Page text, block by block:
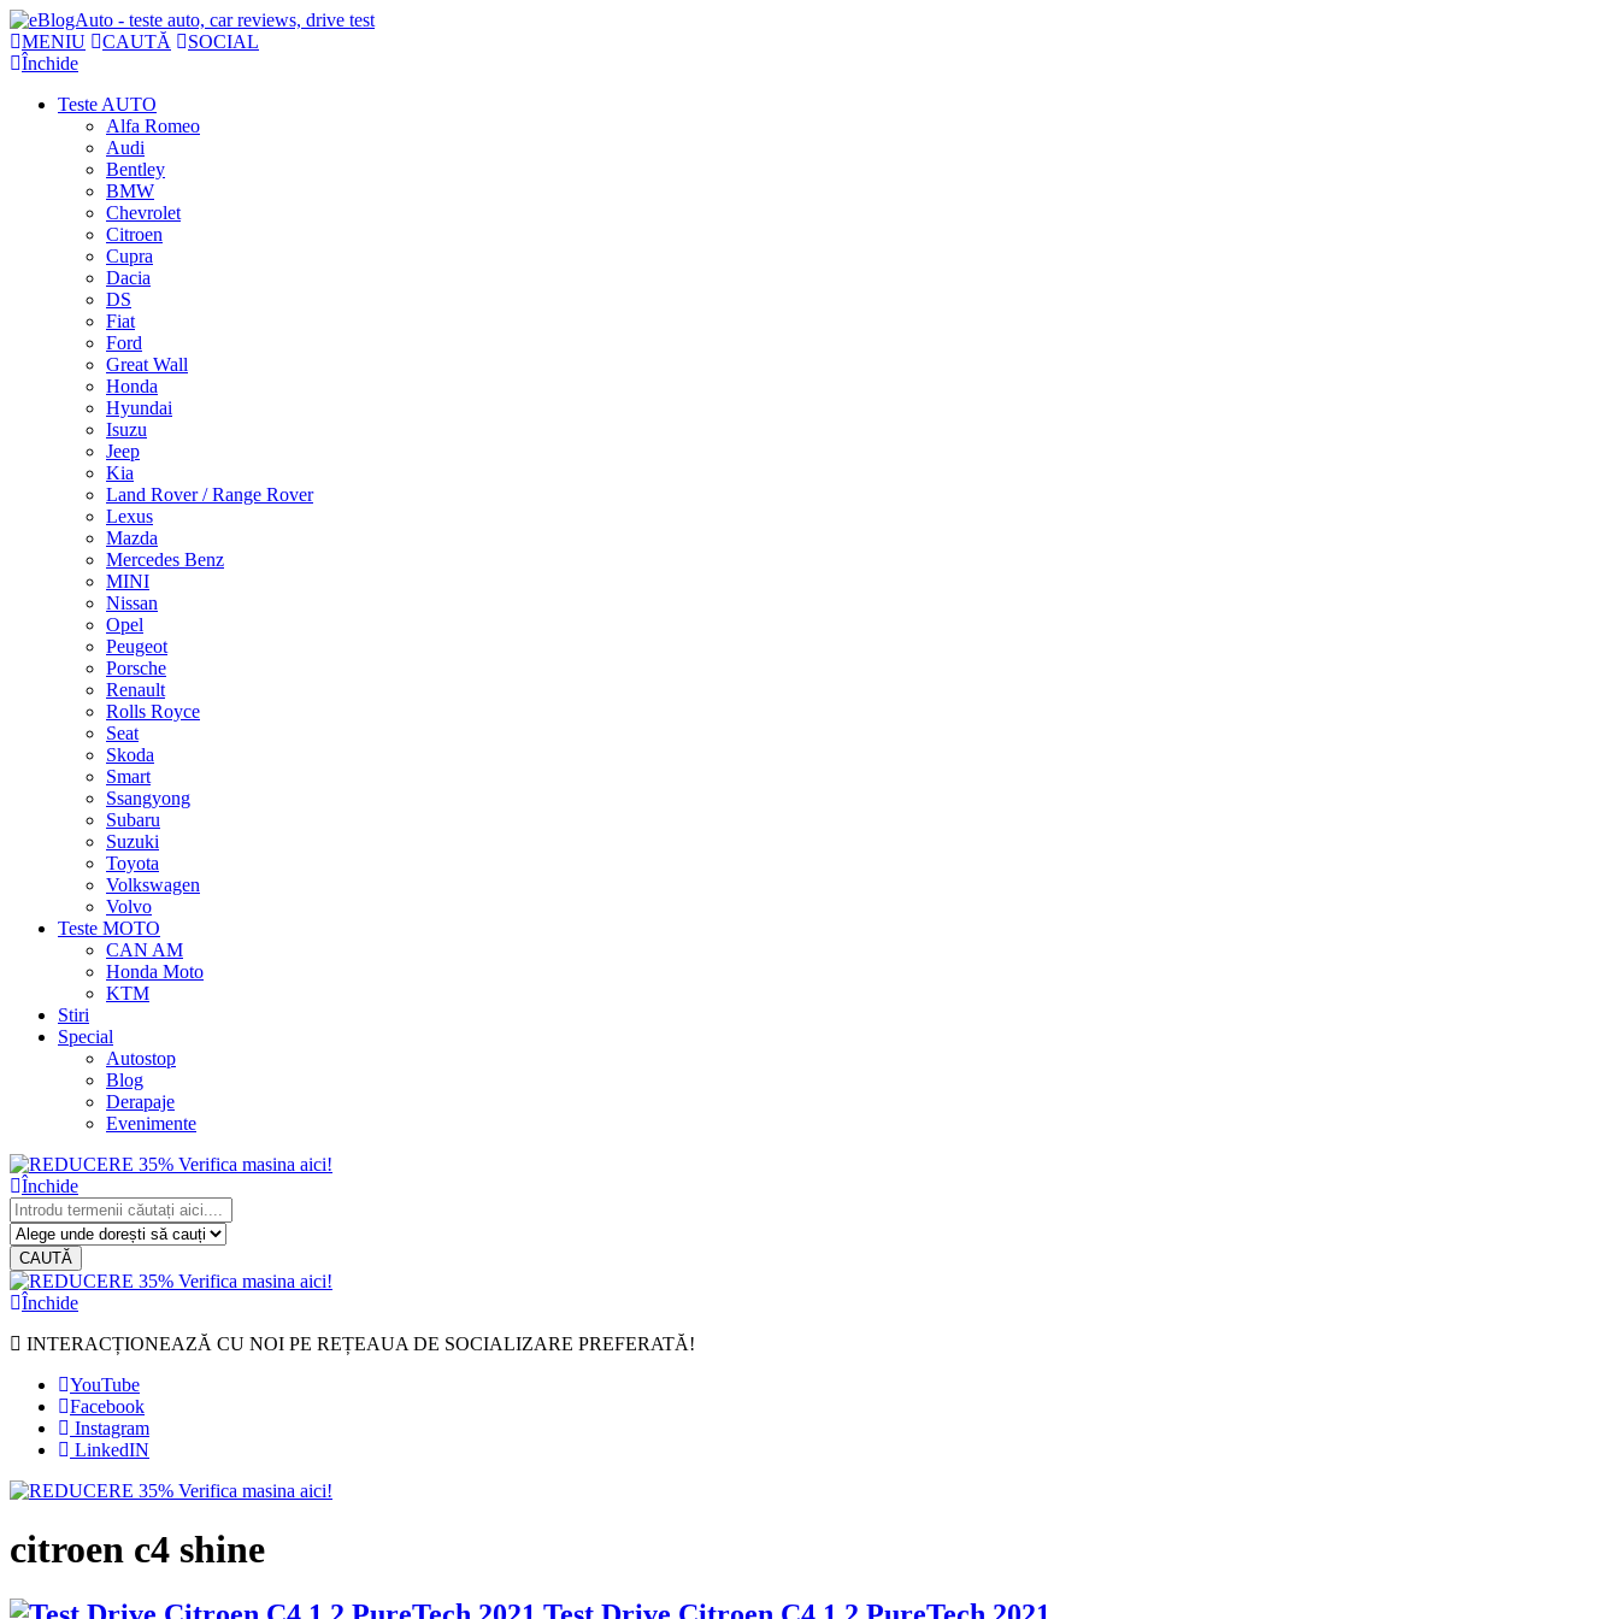
MENIU CAUTĂ
SOCIAL
Închide
Teste AUTO
Alfa Romeo
Audi
Bentley
BMW
Chevrolet
Citroen
Cupra
Dacia
DS
Fiat
Ford
Great Wall
Honda
Hyundai
Isuzu
Jeep
Kia
Land Rover / Range Rover
Lexus
Mazda
Mercedes Benz
MINI
Nissan
Opel
Peugeot
Porsche
Renault
Rolls Royce
Seat
Skoda
Smart
Ssangyong
Subaru
Suzuki
Toyota
Volkswagen
Volvo
Teste MOTO
CAN AM
Honda Moto
KTM
Stiri
Special
Autostop
Blog
Derapaje
Evenimente
Închide
CAUTĂ
Închide
INTERACȚIONEAZĂ CU NOI PE REȚEAUA DE SOCIALIZARE PREFERATĂ!
YouTube
Facebook
Instagram
LinkedIN
citroen c4 shine